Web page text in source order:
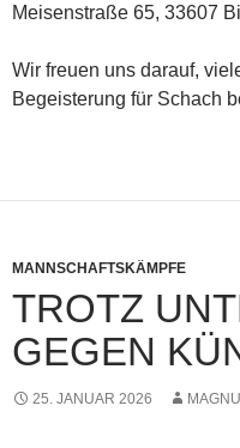
Meisenstraße 65, 33607
Wir freuen uns darauf,
Begeisterung für Schach
MANNSCHAFTSKÄMPFE
TROTZ
GEGEN
25. JANUAR 2026